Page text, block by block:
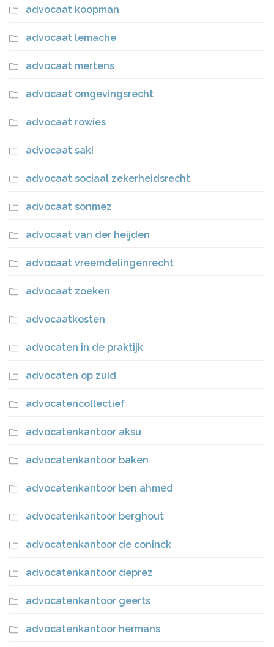
advocaat koopman
advocaat lemache
advocaat mertens
advocaat omgevingsrecht
advocaat rowies
advocaat saki
advocaat sociaal zekerheidsrecht
advocaat sonmez
advocaat van der heijden
advocaat vreemdelingenrecht
advocaat zoeken
advocaatkosten
advocaten in de praktijk
advocaten op zuid
advocatencollectief
advocatenkantoor aksu
advocatenkantoor baken
advocatenkantoor ben ahmed
advocatenkantoor berghout
advocatenkantoor de coninck
advocatenkantoor deprez
advocatenkantoor geerts
advocatenkantoor hermans